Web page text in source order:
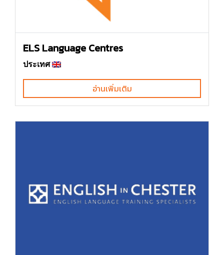
ELS Language Centres
ประเทศ
อ่านเพิ่มเติม